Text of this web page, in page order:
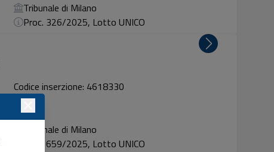
Tribunale di Milano
Proc. 326/2025, Lotto UNICO
Codice inserzione: 4618330
Tribunale di Milano
Proc. 659/2025, Lotto UNICO